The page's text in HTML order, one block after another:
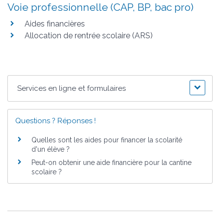
Voie professionnelle (CAP, BP, bac pro)
Aides financières
Allocation de rentrée scolaire (ARS)
Services en ligne et formulaires
Questions ? Réponses !
Quelles sont les aides pour financer la scolarité
d'un élève ?
Peut-on obtenir une aide financière pour la cantine
scolaire ?